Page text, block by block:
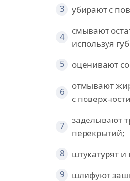
3
убирают с
4
смывают
используя
5
оценивают
6
отмывают
с
7
заделывают
перекрытий;
8
штукатурят
9
шлифуют